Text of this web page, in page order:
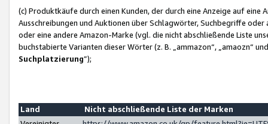
(c) Produktkäufe durch einen Kunden, der durch eine Anzeige auf
Ausschreibungen und Auktionen über Schlagwörter, Suchbegriffe
oder eine andere Amazon-Marke (vgl. die nicht abschließende Liste
buchstabierte Varianten dieser Wörter (z. B. „ammazon“, „amaozn“
Suchplatzierung”);
Land
Nicht abschließende Liste der Marken